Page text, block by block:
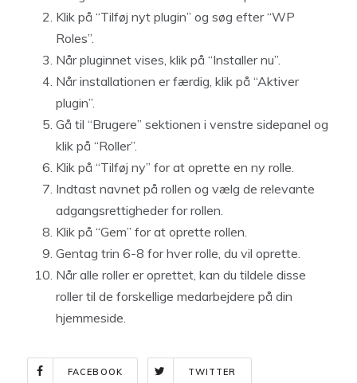
Klik på “Tilføj nyt plugin” og søg efter “WP
Roles”.
Når pluginnet vises, klik på “Installer nu”.
Når installationen er færdig, klik på “Aktiver
plugin”.
Gå til “Brugere” sektionen i venstre sidepanel og
klik på “Roller”.
Klik på “Tilføj ny” for at oprette en ny rolle.
Indtast navnet på rollen og vælg de relevante
adgangsrettigheder for rollen.
Klik på “Gem” for at oprette rollen.
Gentag trin 6-8 for hver rolle, du vil oprette.
Når alle roller er oprettet, kan du tildele disse
roller til de forskellige medarbejdere på din
hjemmeside.
FACEBOOK TWITTER